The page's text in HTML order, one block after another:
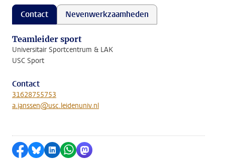
Contact Nevenwerkzaamheden
Teamleider sport
Universitair Sportcentrum & LAK
USC Sport
Contact
31628755753
a.janssen@usc.leidenuniv.nl
Delen op Facebook
Delen via Bluesky
Delen op LinkedIn
Delen via WhatsApp
Delen via Mastodon